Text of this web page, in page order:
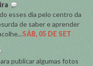
esses dia pelo centro da
de saber e aprender
SÁB, 05 DE SET
publicar algumas fotos